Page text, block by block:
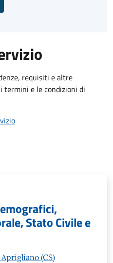
requisiti e altre
e le condizioni di
Stato Civile e
Aprigliano (CS)